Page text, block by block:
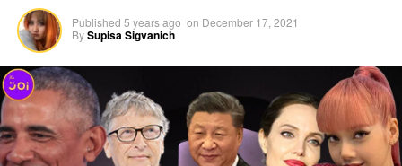
Published 5 years ago on December 17, 2021
BySupisa Sigvanich